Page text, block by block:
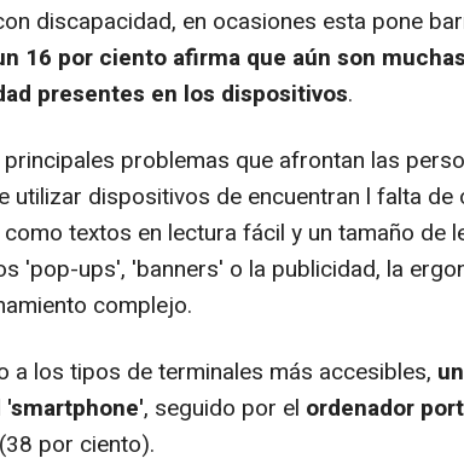
discapacidad, en ocasiones esta pone
16 por ciento afirma que aún son
presentes en los dispositivos.
problemas que afrontan las
utilizar dispositivos de encuentran l falta de
textos en lectura fácil y un tamaño de
'pop-ups', 'banners' o la publicidad, la
complejo.
a los tipos de terminales más accesibles,
, seguido por el ordenador
(38 por ciento).